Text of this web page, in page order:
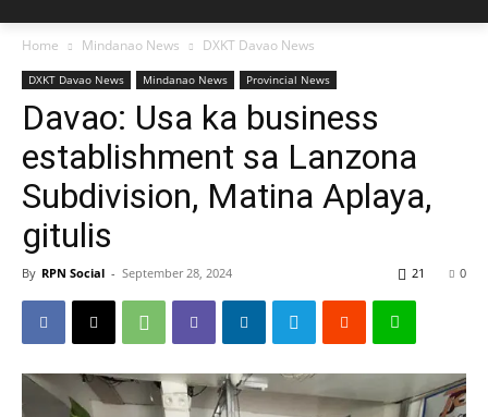
Home Mindanao News DXKT Davao News
DXKT Davao News Mindanao News Provincial News
Davao: Usa ka business
establishment sa Lanzona
Subdivision, Matina Aplaya,
gitulis
By RPN Social - September 28, 2024 0
21